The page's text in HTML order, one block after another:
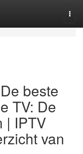
beste
TV: De
| IPTV
van